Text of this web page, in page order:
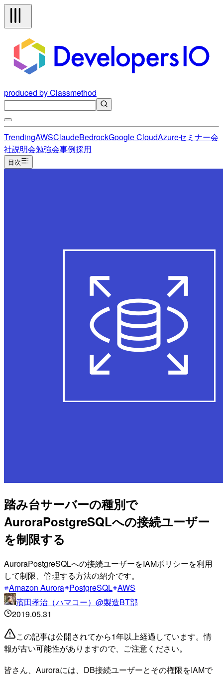
produced by Classmethod
TrendingAWSClaudeBedrockGoogle CloudAzureセミナー会
社説明会勉強会事例採用
目次
踏み台サーバーの種別で
AuroraPostgreSQLへの接続ユーザー
を制限する
AuroraPostgreSQLへの接続ユーザーをIAMポリシーを利用
して制限、管理する方法の紹介です。
Amazon Aurora PostgreSQL AWS
濱田孝治（ハマコー）@製造BT部
2019.05.31
この記事は公開されてから1年以上経過しています。情
報が古い可能性がありますので、ご注意ください。
皆さん、Auroraには、DB接続ユーザーとその権限をIAMで